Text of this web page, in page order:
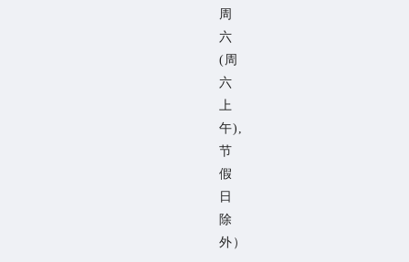
周
六
(周
六
上
午),
节
假
日
除
外）